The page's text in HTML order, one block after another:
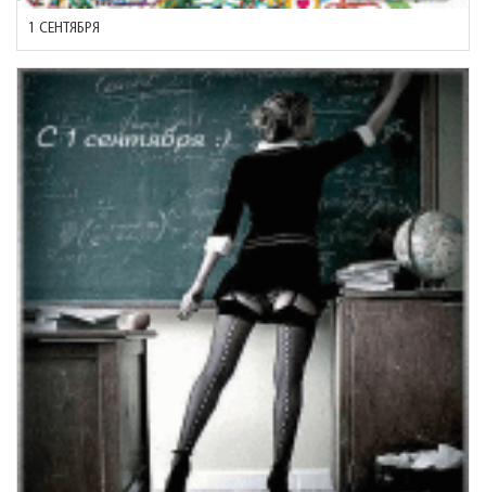
1 СЕНТЯБРЯ